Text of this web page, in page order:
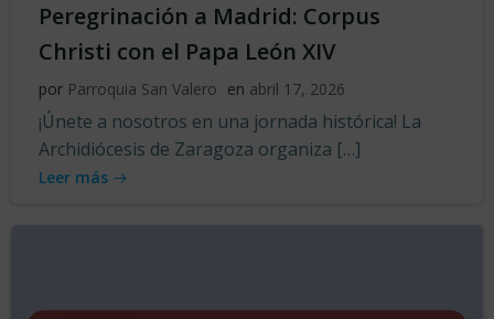
Peregrinación a Madrid: Corpus
Christi con el Papa León XIV
por Parroquia San Valero en abril 17, 2026
¡Únete a nosotros en una jornada histórica! La
Archidiócesis de Zaragoza organiza […]
Leer más